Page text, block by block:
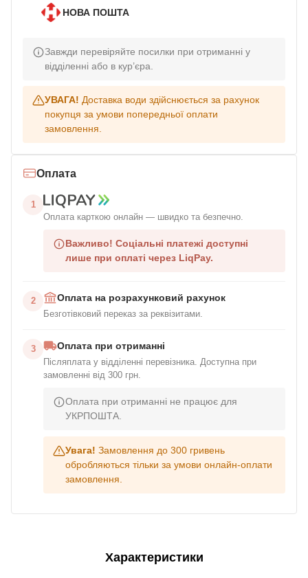
НОВА ПОШТА
Завжди перевіряйте посилки при отриманні у
відділенні або в кур’єра.
УВАГА! Доставка води здійснюється за рахунок
покупця за умови попередньої оплати
замовлення.
Оплата
1
Оплата карткою онлайн — швидко та безпечно.
Важливо! Соціальні платежі доступні
лише при оплаті через LiqPay.
2 Оплата на розрахунковий рахунок
Безготівковий переказ за реквізитами.
3 Оплата при отриманні
Післяплата у відділенні перевізника. Доступна при
замовленні від 300 грн.
Оплата при отриманні не працює для
УКРПОШТА.
Увага! Замовлення до 300 гривень
обробляються тільки за умови онлайн-оплати
замовлення.
Характеристики